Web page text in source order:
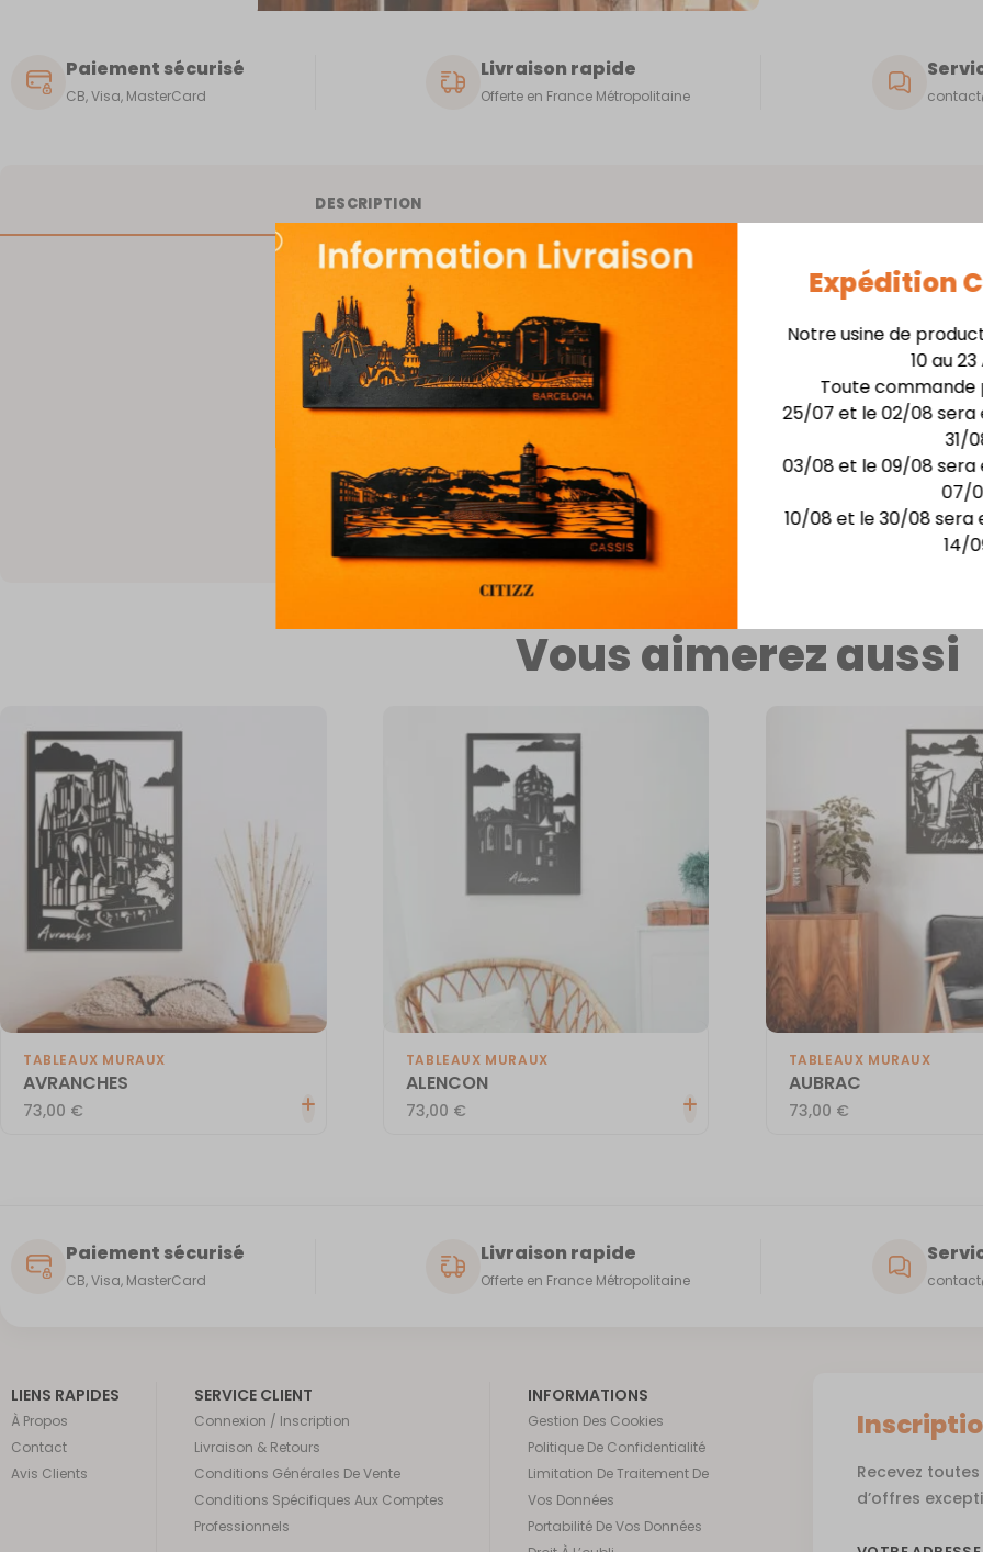
Expédition
Notre usine de
10 au
Toute commande
25/07 et le 02/08 sera
31/
03/08 et le 09/08 sera
07/
10/08 et le 30/08 sera
14/
Paiement sécurisé
CB, Visa, MasterCard
Livraison rapide
Offerte en France Métropolitaine
DESCRIPTION
Acier
Finition :Laquage noir
Installation facile avec
Dimensions :
larg. 42 cm x haut.
Vous aimerez aussi
TABLEAUX MURAUX
AVRANCHES
73,00 €
TABLEAUX MURAUX
ALENCON
73,00 €
TABLEAUX MURAUX
AUBRAC
73,00 €
Paiement sécurisé
CB, Visa, MasterCard
Livraison rapide
Offerte en France Métropolitaine
LIENS RAPIDES
À Propos
Contact
Avis Clients
SERVICE CLIENT
Connexion / Inscription
Livraison & Retours
Conditions Générales De Vente
Conditions Spécifiques Aux Comptes
Professionnels
INFORMATIONS
Gestion Des Cookies
Politique De Confidentialité
Limitation De Traitement De
Vos Données
Portabilité De Vos Données
Recevez
d’offres